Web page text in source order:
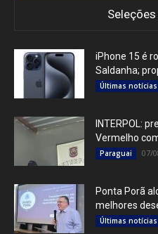
iPhone 15 é
Saldanha;
Últimas notícias
INTERPOL:
Vermelho
Paraguai 07/
Ponta Porã
melhores
Últimas notícias